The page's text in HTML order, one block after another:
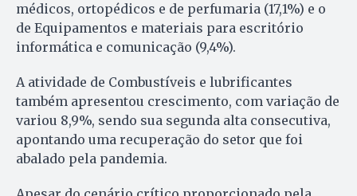
médicos, ortopédicos e de perfumaria (17,1%) e o
de Equipamentos e materiais para escritório
informática e comunicação (9,4%).
A atividade de Combustíveis e lubrificantes
também apresentou crescimento, com variação de
variou 8,9%, sendo sua segunda alta consecutiva,
apontando uma recuperação do setor que foi
abalado pela pandemia.